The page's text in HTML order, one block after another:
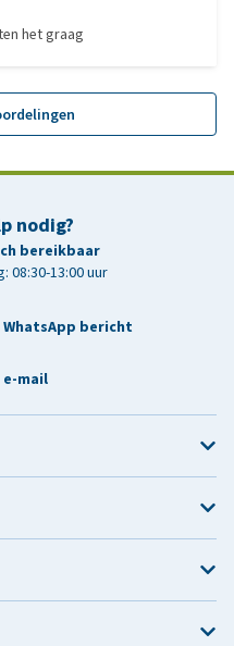
het graag
nodig?
bereikbaar
08:30-13:00 uur
bericht
e-mail